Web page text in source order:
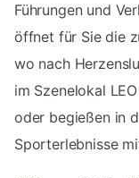
Führungen und
öffnet für Sie die
wo nach
im Szenelokal
oder begießen in
Sporterlebnisse